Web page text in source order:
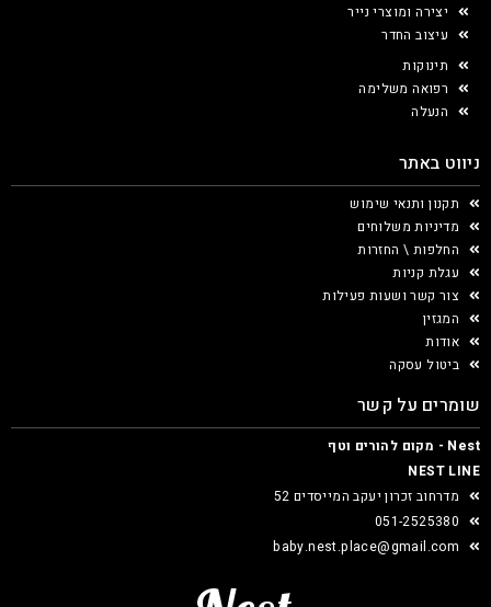
יצירה ומוצרי נייר
עיצוב החדר
תינוקות
רפואה משלימה
הנעלה
ניווט באתר
תקנון ותנאי שימוש
מדיניות משלוחים
החלפות \ החזרות
עגלת קניות
צור קשר ושעות פעילות
המגזין
אודות
ביטול עסקה
שומרים על קשר
Nest - מקום להורים וטף
NEST LINE
מדרחוב זכרון יעקב המייסדים 52
051-2525380
baby.nest.place@gmail.com